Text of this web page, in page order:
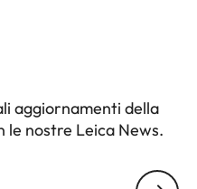
aggiornamenti della
le nostre Leica News.